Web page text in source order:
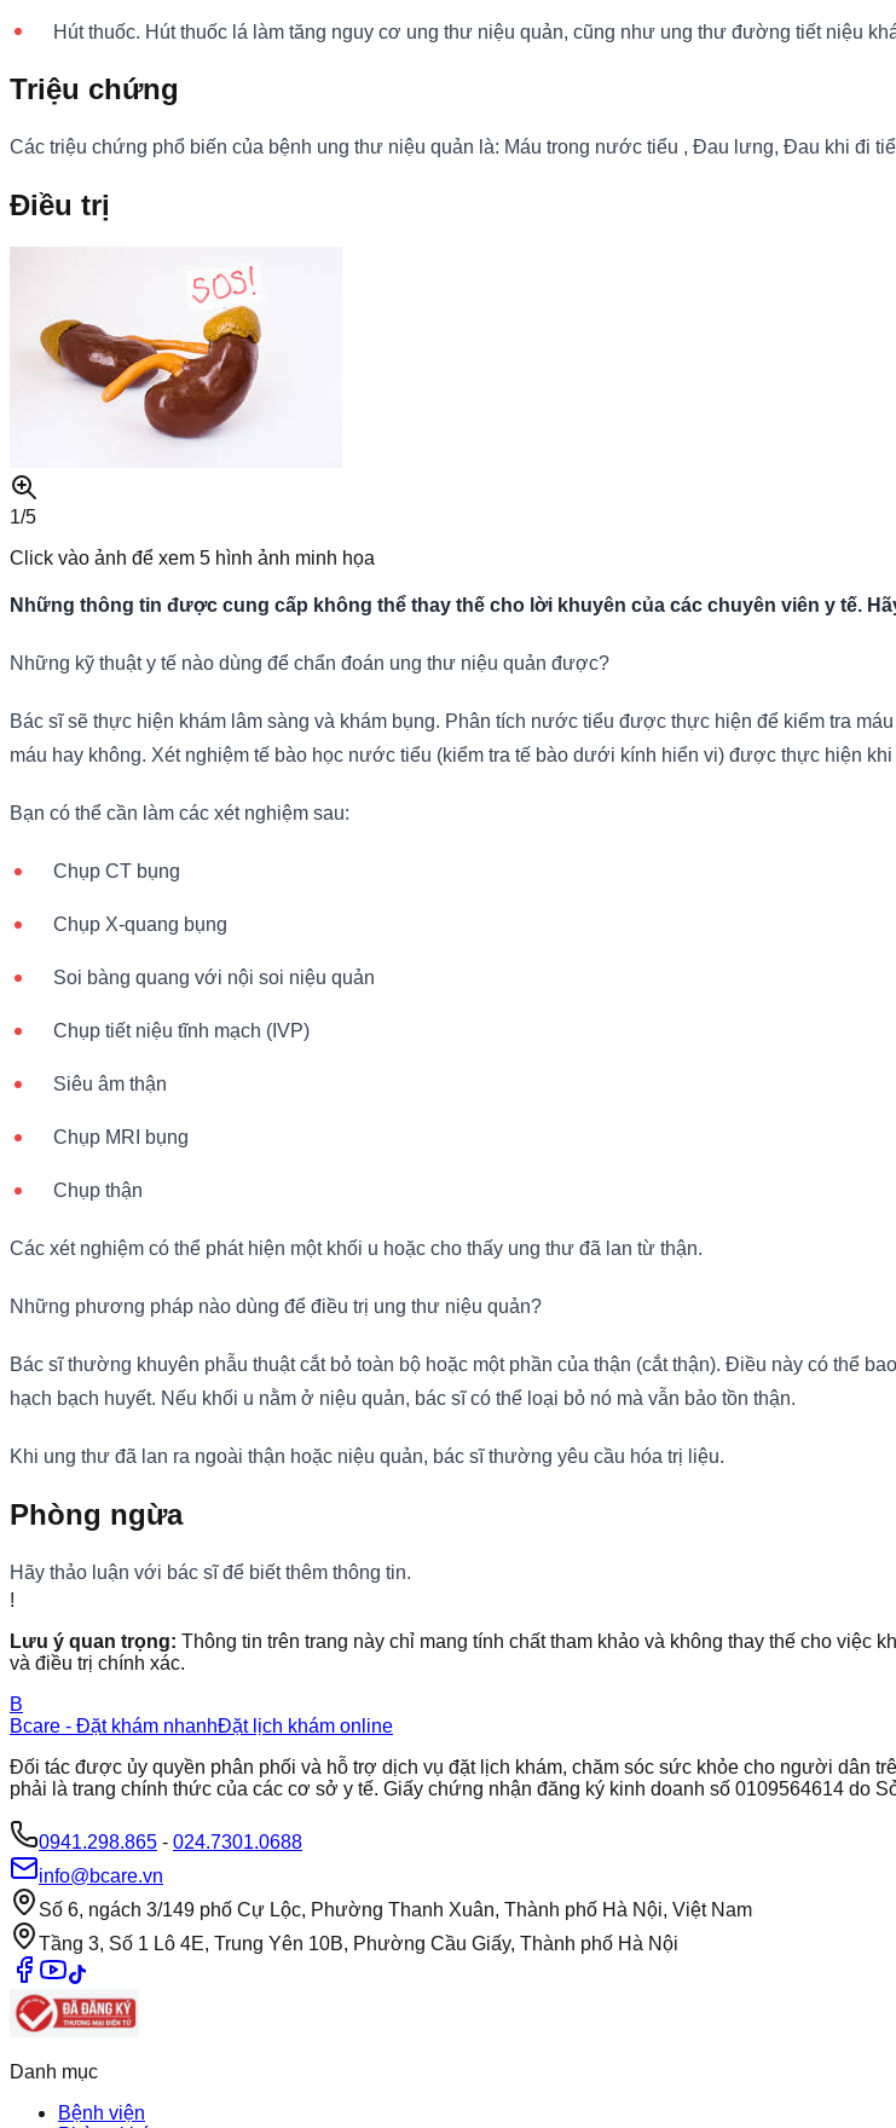
Hút thuốc. Hút thuốc lá làm tăng nguy cơ ung thư niệu quản, cũng như ung thư đường tiết niệu
Triệu chứng
Các triệu chứng phổ biến của bệnh ung thư niệu quản là: Máu trong nước tiểu , Đau lưng, Đau khi đi
Điều trị
1/5
Click vào ảnh để xem 5 hình ảnh minh họa
Những thông tin được cung cấp không thể thay thế cho lời khuyên của các chuyên viên y tế.
Những kỹ thuật y tế nào dùng để chẩn đoán ung thư niệu quản được?
Bác sĩ sẽ thực hiện khám lâm sàng và khám bụng. Phân tích nước tiểu được thực hiện để kiểm tra
máu hay không. Xét nghiệm tế bào học nước tiểu (kiểm tra tế bào dưới kính hiển vi) được thực hiện
Bạn có thể cần làm các xét nghiệm sau:
Chụp CT bụng
Chụp X-quang bụng
Soi bàng quang với nội soi niệu quản
Chụp tiết niệu tĩnh mạch (IVP)
Siêu âm thận
Chụp MRI bụng
Chụp thận
Các xét nghiệm có thể phát hiện một khối u hoặc cho thấy ung thư đã lan từ thận.
Những phương pháp nào dùng để điều trị ung thư niệu quản?
Bác sĩ thường khuyên phẫu thuật cắt bỏ toàn bộ hoặc một phần của thận (cắt thận). Điều này có thể
hạch bạch huyết. Nếu khối u nằm ở niệu quản, bác sĩ có thể loại bỏ nó mà vẫn bảo tồn thận.
Khi ung thư đã lan ra ngoài thận hoặc niệu quản, bác sĩ thường yêu cầu hóa trị liệu.
Phòng ngừa
Hãy thảo luận với bác sĩ để biết thêm thông tin.
!
Lưu ý quan trọng: Thông tin trên trang này chỉ mang tính chất tham khảo và không thay thế cho
và điều trị chính xác.
B
Bcare - Đặt khám nhanhĐặt lịch khám online
Đối tác được ủy quyền phân phối và hỗ trợ dịch vụ đặt lịch khám, chăm sóc sức khỏe cho người dân
phải là trang chính thức của các cơ sở y tế. Giấy chứng nhận đăng ký kinh doanh số 0109564614 do
0941.298.865 - 024.7301.0688
info@bcare.vn
Số 6, ngách 3/149 phố Cự Lộc, Phường Thanh Xuân, Thành phố Hà Nội, Việt Nam
Tầng 3, Số 1 Lô 4E, Trung Yên 10B, Phường Cầu Giấy, Thành phố Hà Nội
Danh mục
Bệnh viện